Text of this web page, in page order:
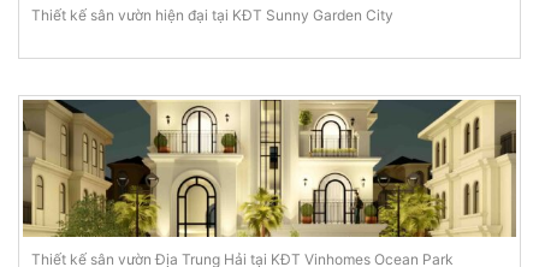
Thiết kế sân vườn hiện đại tại KĐT Sunny Garden City
Thiết kế sân vườn Địa Trung Hải tại KĐT Vinhomes Ocean Park